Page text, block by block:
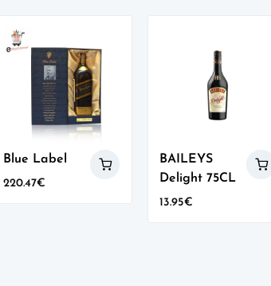
Blue Label
220.47€
BAILEYS
Delight 75CL
13.95€